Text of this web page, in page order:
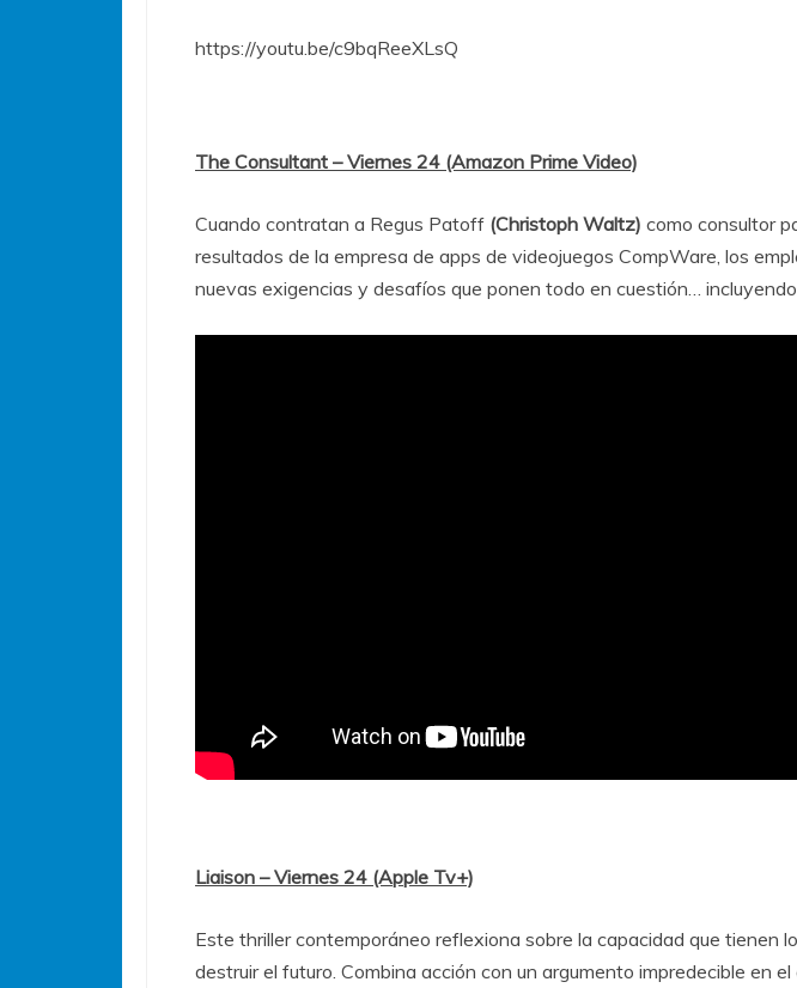
https://youtu.be/c9bqReeXLsQ
The Consultant – Viernes 24 (Amazon Prime Video)
Cuando contratan a Regus Patoff (Christoph Waltz) como consultor
resultados de la empresa de apps de videojuegos CompWare, los
nuevas exigencias y desafíos que ponen todo en cuestión…
Liaison – Viernes 24 (Apple Tv+)
Este thriller contemporáneo reflexiona sobre la capacidad que tienen
destruir el futuro. Combina acción con un argumento impredecible en